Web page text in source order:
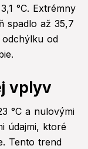
°C. Extrémny
spadlo až 35,7
od
vplyv
°C a nulovými
údajmi, ktoré
Tento trend